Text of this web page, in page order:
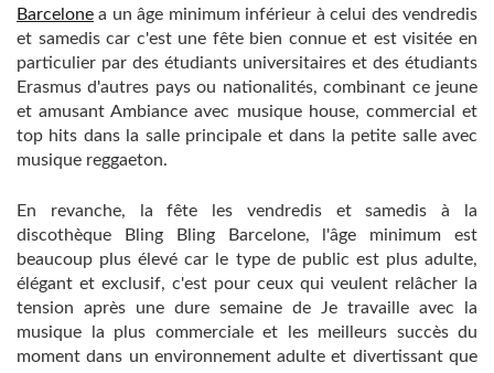
Barcelone a un âge minimum inférieur à celui des vendredis
et samedis car c'est une fête bien connue et est visitée en
particulier par des étudiants universitaires et des étudiants
Erasmus d'autres pays ou nationalités, combinant ce jeune
et amusant Ambiance avec musique house, commercial et
top hits dans la salle principale et dans la petite salle avec
musique reggaeton.
En revanche, la fête les vendredis et samedis à la
discothèque Bling Bling Barcelone, ​​l'âge minimum est
beaucoup plus élevé car le type de public est plus adulte,
élégant et exclusif, c'est pour ceux qui veulent relâcher la
tension après une dure semaine de Je travaille avec la
musique la plus commerciale et les meilleurs succès du
moment dans un environnement adulte et divertissant que